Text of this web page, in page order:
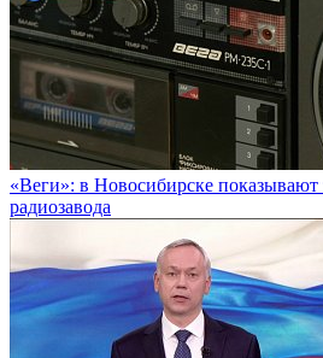
«Веги»: в Новосибирске показывают
радиозавода